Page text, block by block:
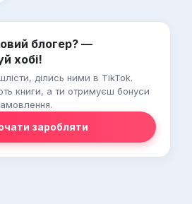
блогер? —
хобі!
ділись ними в TikTok.
книги, а ти отримуєш бонуси
заробляти